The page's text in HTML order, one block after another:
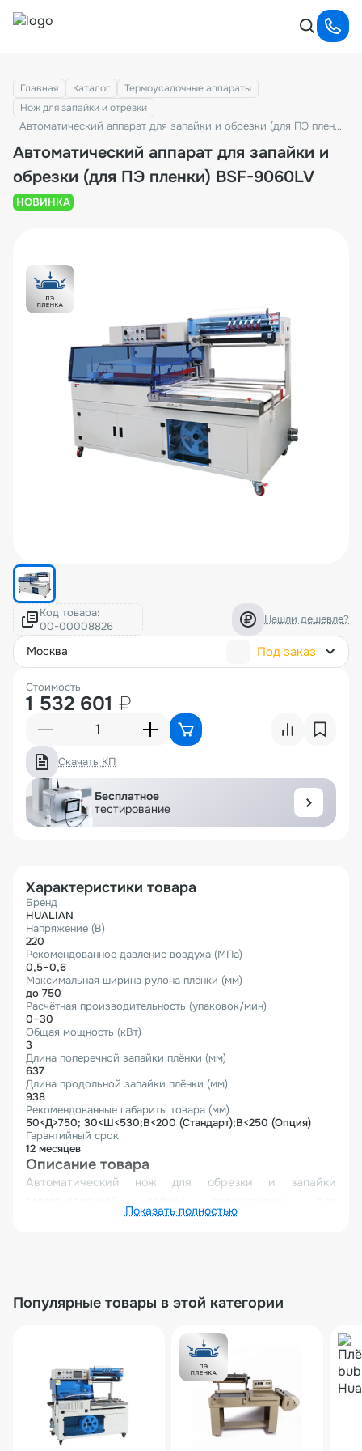
Главная Каталог
Термоусадочные аппараты
Нож для запайки и отрезки
Автоматический аппарат для запайки и обрезки (для ПЭ пленки) BSF-9060LV
Автоматический аппарат для запайки и
обрезки (для ПЭ пленки) BSF-9060LV
НОВИНКА
Код товара: Нашли дешевле?
москва Под заказ
Стоимость
1 532 601 ₽
Скачать КП
Бесплатное
тестирование
Характеристики товара
Бренд
HUALIAN
Напряжение (В)
220
Рекомендованное давление воздуха (МПа)
0,5–0,6
Максимальная ширина рулона плёнки (мм)
до 750
Расчётная производительность (упаковок/мин)
0–30
Общая мощность (кВт)
3
Длина поперечной запайки плёнки (мм)
637
Длина продольной запайки плёнки (мм)
938
Рекомендованные габариты товара (мм)
50<Д>750; 30<Ш<530;В<200 (Стандарт);В<250 (Опция)
Гарантийный срок
12 месяцев
Описание товара
Автоматический нож для обрезки и запайки
герметичной упаковки товаров с использованием
гарантирует защиту продукции от внешних
воздействий (влаги, пыли, механических
повреждений). Благодаря автоматизации процесса
оборудование минимизирует риск человеческих
ошибок, повышает скорость упаковки и обеспечивает
стабильное качество швов даже при работе с
плёнками разной толщины.
Устройство особенно эффективно при работе с ПЕ-
плёнкой, которая отличается высокой прочностью и
Показать полностью
Популярные товары в этой категории